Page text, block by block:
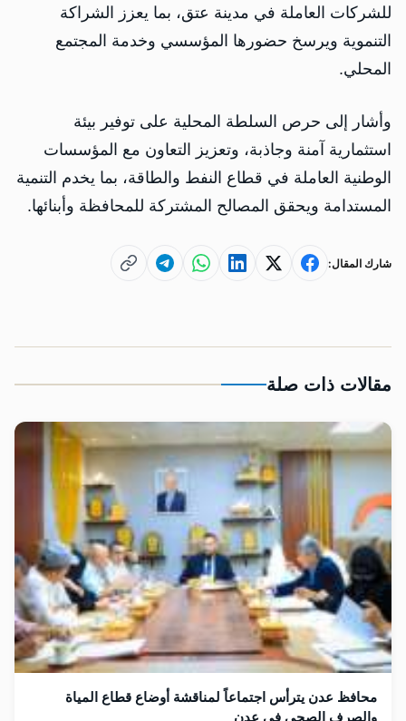
للشركات العاملة في مدينة عتق، بما يعزز الشراكة
التنموية ويرسخ حضورها المؤسسي وخدمة المجتمع
المحلي.
وأشار إلى حرص السلطة المحلية على توفير بيئة
استثمارية آمنة وجاذبة، وتعزيز التعاون مع المؤسسات
الوطنية العاملة في قطاع النفط والطاقة، بما يخدم التنمية
المستدامة ويحقق المصالح المشتركة للمحافظة وأبنائها.
شارك المقال:
مقالات ذات صلة
محافظ عدن يترأس اجتماعاً لمناقشة أوضاع قطاع المياة
والصرف الصحي في عدن